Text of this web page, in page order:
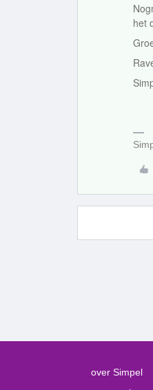
het
over Simpel